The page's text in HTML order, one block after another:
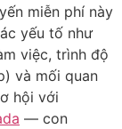
miễn phí này
yếu tố như
việc, trình độ
và mối quan
hội với
— con